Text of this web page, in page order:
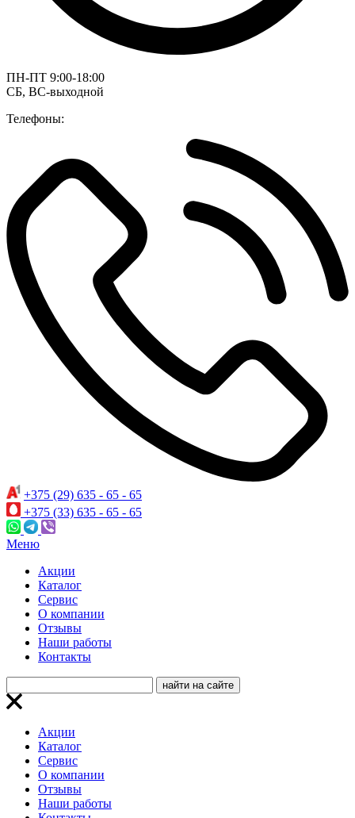
ПН-ПТ 9:00-18:00
СБ, ВС-выходной
Телефоны:
+375 (29) 635 - 65 - 65
+375 (33) 635 - 65 - 65
Меню
Акции
Каталог
Сервис
О компании
Отзывы
Наши работы
Контакты
Акции
Каталог
Сервис
О компании
Отзывы
Наши работы